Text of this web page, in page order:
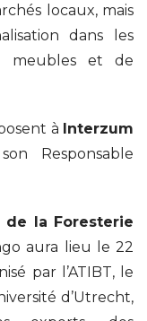
locaux, mais
dans les
meubles et de
à Interzum
Responsable
de la Foresterie
aura lieu le 22
par l’ATIBT, le
d’Utrecht,